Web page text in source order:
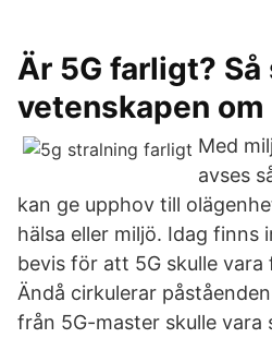
Är 5G farligt? Så
vetenskapen
Med
avses
kan ge upphov till
hälsa eller miljö. Idag finns
bevis för att 5G skulle
Ändå cirkulerar
från 5G-master skulle vara